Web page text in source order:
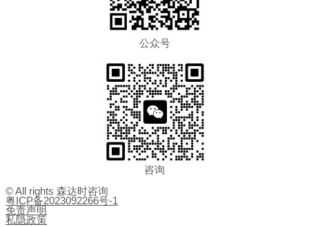
公众号
咨询
© All rights 森达时咨询
粤ICP备2023092266号-1
免责声明
私隐政策